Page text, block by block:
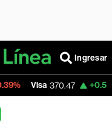
Ingresar
370.47 +0.52%